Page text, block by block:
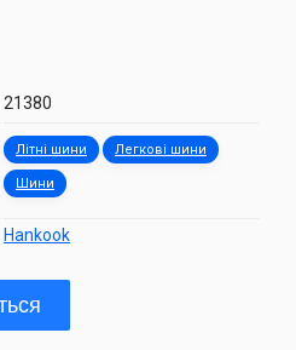
21380
Літні шини Легкові шини
Шини
Hankook